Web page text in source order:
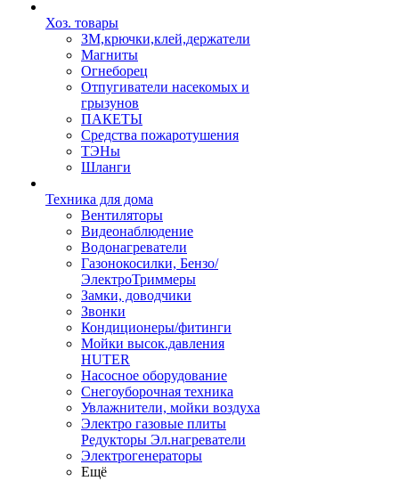
Хоз. товары
ЗМ,крючки,клей,держатели
Магниты
Огнеборец
Отпугиватели насекомых и
грызунов
ПАКЕТЫ
Средства пожаротушения
ТЭНы
Шланги
Техника для дома
Вентиляторы
Видеонаблюдение
Водонагреватели
Газонокосилки, Бензо/
ЭлектроТриммеры
Замки, доводчики
Звонки
Кондиционеры/фитинги
Мойки высок.давления
HUTER
Насосное оборудование
Снегоуборочная техника
Увлажнители, мойки воздуха
Электро газовые плиты
Редукторы Эл.нагреватели
Электрогенераторы
Ещё